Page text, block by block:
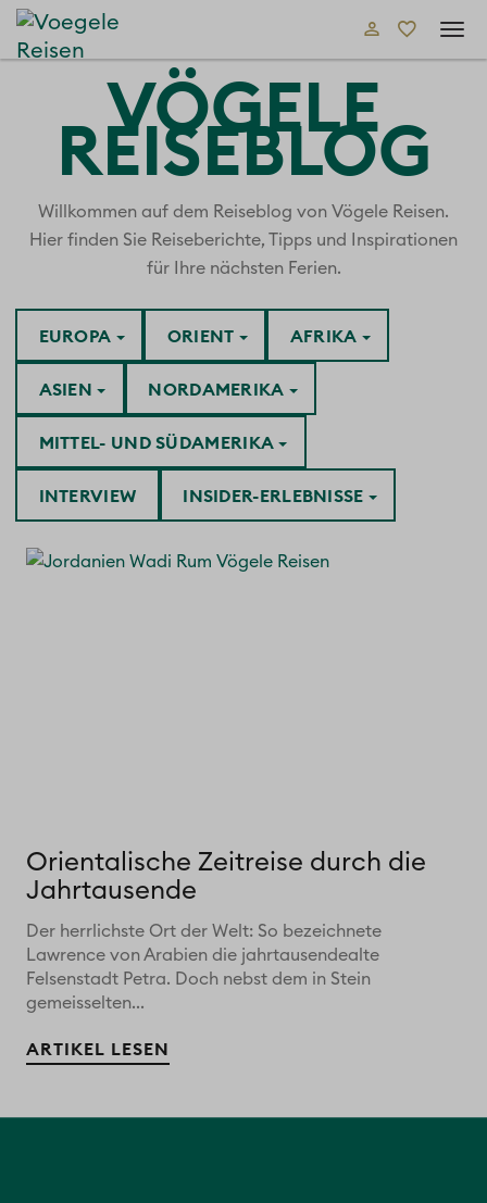
VÖGELE
REISEBLOG
Willkommen auf dem Reiseblog von Vögele Reisen.
Hier finden Sie Reiseberichte, Tipps und Inspirationen
für Ihre nächsten Ferien.
AFRIKA
ASIEN
EUROPA
INSIDER-ERLEBNISSE
INTERVIEW
MITTEL- UND SÜDAMERIKA
NORDAMERIKA
ORIENT
Orientalische Zeitreise durch die
Jahrtausende
Der herrlichste Ort der Welt: So bezeichnete
Lawrence von Arabien die jahrtausendealte
Felsenstadt Petra. Doch nebst dem in Stein
gemeisselten...
ARTIKEL LESEN